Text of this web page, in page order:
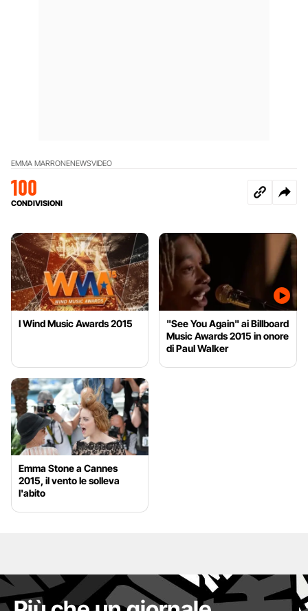
EMMA MARRONENEWSVIDEO
100
CONDIVISIONI
I Wind Music Awards 2015
"See You Again" ai Billboard
Music Awards 2015 in onore
di Paul Walker
Emma Stone a Cannes
2015, il vento le solleva
l'abito